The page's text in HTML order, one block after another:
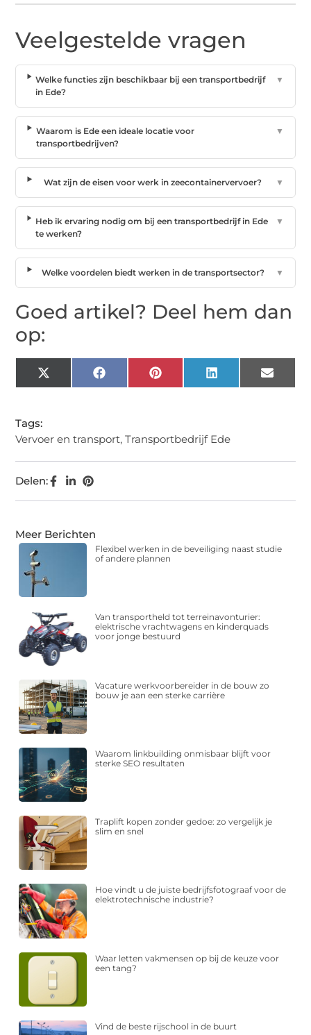
Veelgestelde vragen
Welke functies zijn beschikbaar bij een transportbedrijf
in Ede?
▼
Waarom is Ede een ideale locatie voor
transportbedrijven?
▼
Wat zijn de eisen voor werk in zeecontainervervoer? ▼
Heb ik ervaring nodig om bij een transportbedrijf in Ede
te werken?
▼
Welke voordelen biedt werken in de transportsector? ▼
Goed artikel? Deel hem dan
op:
X
Facebook Pinterest LinkedIn Email
Tags:
Vervoer en transport,Transportbedrijf Ede
Delen:
Meer Berichten
Flexibel werken in de beveiliging naast studie
of andere plannen
Van transportheld tot terreinavonturier:
elektrische vrachtwagens en kinderquads
voor jonge bestuurd
Vacature werkvoorbereider in de bouw zo
bouw je aan een sterke carrière
Waarom linkbuilding onmisbaar blijft voor
sterke SEO resultaten
Traplift kopen zonder gedoe: zo vergelijk je
slim en snel
Hoe vindt u de juiste bedrijfsfotograaf voor de
elektrotechnische industrie?
Waar letten vakmensen op bij de keuze voor
een tang?
Vind de beste rijschool in de buurt